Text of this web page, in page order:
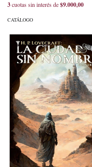
3cuotas sin interés de$9.000,00
CATÁLOGO